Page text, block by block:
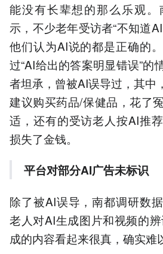
能没有长辈想的那么乐观。
示，不少老年受访者“不知道
他们认为AI说的都是正确的
过“AI给出的答案明显错误”的
者坦承，曾被AI误导过，其中
建议购买药品/保健品，花了
适，还有的受访老人按AI推
损失了金钱。
平台对部分AI广告未标识
除了被AI误导，南都调研数
老人对AI生成图片和视频的
成的内容看起来很真，确实难